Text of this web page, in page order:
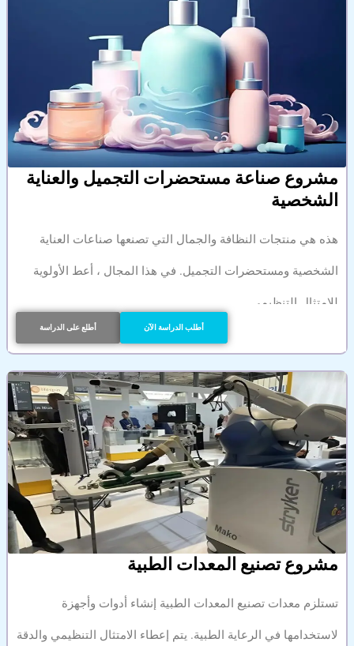
مشروع صناعة مستحضرات التجميل والعناية
الشخصية
هذه هي منتجات النظافة والجمال التي تصنعها صناعات العناية
الشخصية ومستحضرات التجميل. في هذا المجال ، أعط الأولوية
للامتثال التنظيمي
أطلع على الدراسة أطلب الدراسة الآن
مشروع تصنيع المعدات الطبية
تستلزم معدات تصنيع المعدات الطبية إنشاء أدوات وأجهزة
لاستخدامها في الرعاية الطبية. يتم إعطاء الامتثال التنظيمي والدقة